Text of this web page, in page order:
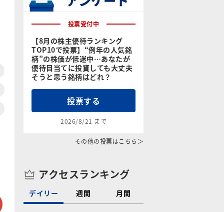
メールで送る
投票受付中
【8月の株主優待ランキング
TOP10で投票】“例年の人気銘
柄”の株価が低迷中…あなたが
優待目当てに投資しても大丈夫
そうと思う銘柄はどれ？
投票する
2026/8/21 まで
その他の投票はこちら＞
アクセスランキング
デイリー 週間 月間